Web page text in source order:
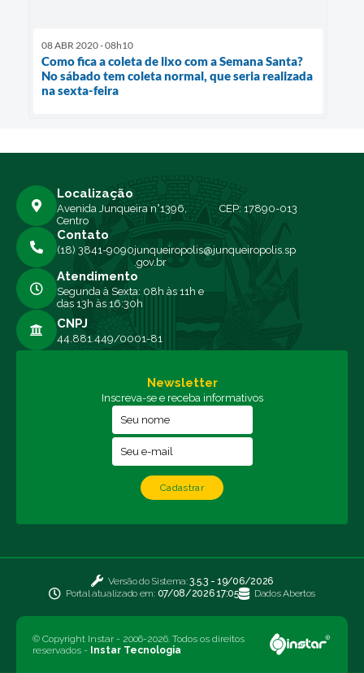
08 ABR 2020 - 08h10
Como fica a coleta de lixo com a Semana Santa?
No sábado tem coleta normal, que seria realizada
na sexta-feira
Localização
Avenida Junqueira n°1396,
Centro
CEP: 17890-013
Contato
(18) 3841-9090junqueiropolis@junqueiropolis.sp
.gov.br
Atendimento
Segunda à Sexta: 08h às 11h e
das 13h às 16:30h
CNPJ
44.881.449/0001-81
Newsletter
Inscreva-se e receba informativos
Cadastrar
Versão do Sistema:3.5.3 - 19/06/2026
Portal atualizado em: 07/08/2026 17:05 Dados Abertos
© Copyright Instar - 2006-2026. Todos os direitos
reservados - Instar Tecnologia